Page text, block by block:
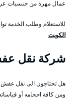
عمال مهرة من جنسيات
للاستعلام وطلب الخدمة
الكويت
شركة نقل
هل تحتاجون الى نقل عفش
ومن كافة احجامه أو